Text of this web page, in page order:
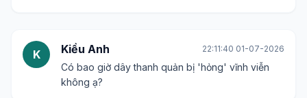
K Kiều Anh 22:11:40 01-07-2026
Có bao giờ dây thanh quản bị 'hỏng' vĩnh viễn
không ạ?